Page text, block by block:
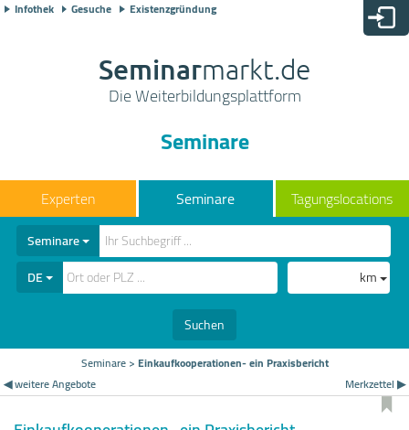
Infothek Gesuche Existenzgründung
Seminarmarkt.de
Die Weiterbildungsplattform
Seminare
Seminare Tagungslocations
Seminare
DE
km
Suchen
Seminare> Einkaufkooperationen- ein Praxisbericht
◀ weitere Angebote
Merkzettel ▶